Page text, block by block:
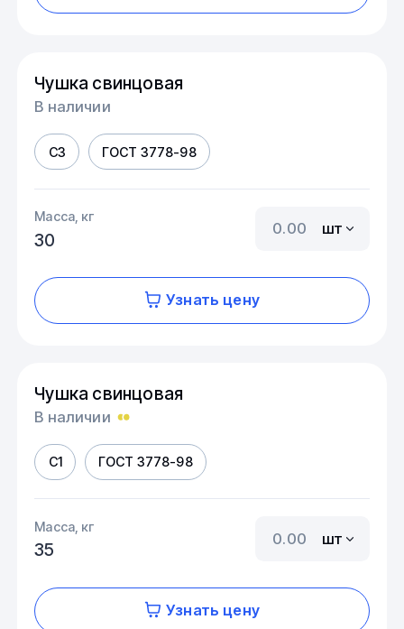
Чушка свинцовая
В наличии
С3 ГОСТ 3778-98
Масса, кг
30
шт
Узнать цену
Чушка свинцовая
В наличии
С1 ГОСТ 3778-98
Масса, кг
35
шт
Узнать цену